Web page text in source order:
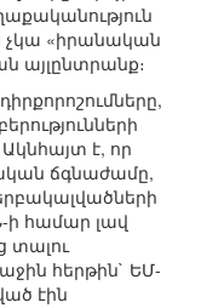
չկա «իրանական
այլընտրանք։
է, որ
ճգնաժամը,
ի համար լավ
տալու
հերթին` ԵՄ-
էին